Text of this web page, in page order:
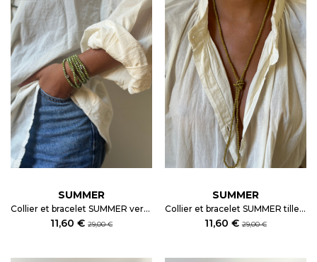
SUMMER
Collier et bracelet SUMMER vert amande
11,60 €29,00 €
SUMMER
Collier et bracelet SUMMER tilleul
11,60 €29,00 €